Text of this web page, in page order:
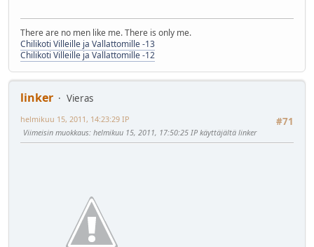
There are no men like me. There is only me.
Chilikoti Villeille ja Vallattomille -13
Chilikoti Villeille ja Vallattomille -12
linker
Vieras
#71
helmikuu 15, 2011, 14:23:29 IP
Viimeisin muokkaus: helmikuu 15, 2011, 17:50:25 IP käyttäjältä linker